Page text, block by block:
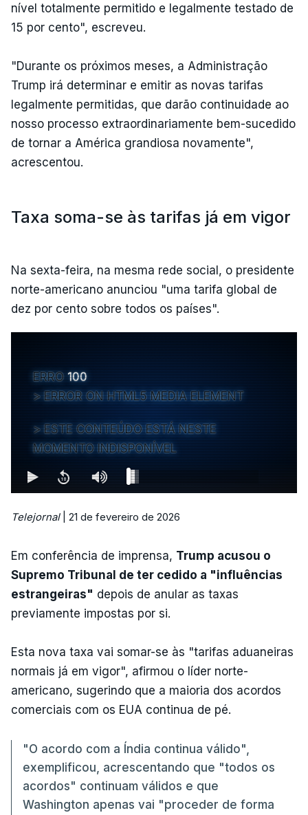
nível totalmente permitido e legalmente testado de
15 por cento", escreveu.
"Durante os próximos meses, a Administração
Trump irá determinar e emitir as novas tarifas
legalmente permitidas, que darão continuidade ao
nosso processo extraordinariamente bem-sucedido
de tornar a América grandiosa novamente",
acrescentou.
Taxa soma-se às tarifas já em vigor
Na sexta-feira, na mesma rede social, o presidente
norte-americano anunciou "uma tarifa global de
dez por cento sobre todos os países".
ERRO 100
ERROR ON HTML5 MEDIA ELEMENT
ESTE CONTEÚDO ESTÁ NESTE
MOMENTO INDISPONÍVEL
Telejornal| 21 de fevereiro de 2026
Em conferência de imprensa, Trump acusou o
Supremo Tribunal de ter cedido a "influências
estrangeiras" depois de anular as taxas
previamente impostas por si.
Esta nova taxa vai somar-se às "tarifas aduaneiras
normais já em vigor", afirmou o líder norte-
americano, sugerindo que a maioria dos acordos
comerciais com os EUA continua de pé.
"O acordo com a Índia continua válido",
exemplificou, acrescentando que "todos os
acordos" continuam válidos e que
Washington apenas vai "proceder de forma